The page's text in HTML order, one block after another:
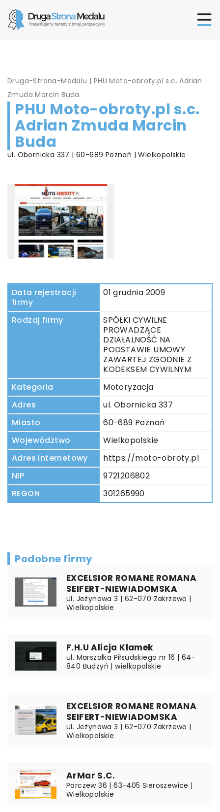
Druga-Strona-Medalu | PHU Moto-obroty.pl s.c. Adrian
Zmuda Marcin Buda
PHU Moto-obroty.pl s.c.
Adrian Zmuda Marcin
Buda
ul. Obornicka 337 | 60-689 Poznań | Wielkopolskie
Data rejestracji
firmy
01 grudnia 2009
Rodzaj firmy
SPÓŁKI CYWILNE
PROWADZĄCE
DZIAŁALNOŚĆ NA
PODSTAWIE UMOWY
ZAWARTEJ ZGODNIE Z
KODEKSEM CYWILNYM
Kategoria
Motoryzacja
Adres
ul. Obornicka 337
Miasto
60-689 Poznań
Województwo
Wielkopolskie
Adres internetowy
https://moto-obroty.pl
NIP
9721206802
REGON
301265990
Podobne firmy
EXCELSIOR ROMANE ROMANA
SEIFERT-NIEWIADOMSKA
ul. Jeżynowa 3 | 62-070 Zakrzewo |
Wielkopolskie
F.H.U Alicja Klamek
ul. Marszałka Piłsudskiego nr 16 | 64-
840 Budzyń | wielkopolskie
EXCELSIOR ROMANE ROMANA
SEIFERT-NIEWIADOMSKA
ul. Jeżynowa 3 | 62-070 Zakrzewo |
Wielkopolskie
ArMar S.C.
Parczew 36 | 63-405 Sieroszewice |
Wielkopolskie